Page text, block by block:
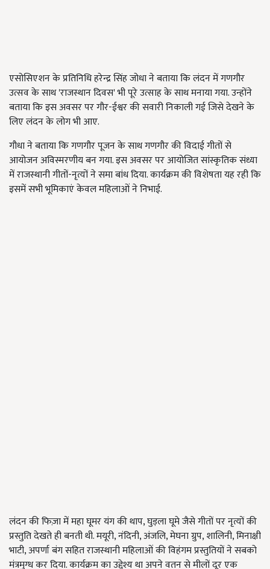
एसोसिएशन के प्रतिनिधि हरेन्द्र सिंह जोधा ने बताया कि लंदन में गणगौर
उत्सव के साथ 'राजस्थान दिवस' भी पूरे उत्साह के साथ मनाया गया. उन्होंने
बताया कि इस अवसर पर गौर-ईश्वर की सवारी निकाली गई जिसे देखने के
लिए लंदन के लोग भी आए.
गौधा ने बताया कि गणगौर पूजन के साथ गणगौर की विदाई गीतों से
आयोजन अविस्मरणीय बन गया. इस अवसर पर आयोजित सांस्कृतिक संध्या
में राजस्थानी गीतों-नृत्यों ने समा बांध दिया. कार्यक्रम की विशेषता यह रही कि
इसमें सभी भूमिकाएं केवल महिलाओं ने निभाई.
लंदन की फिज़ा में महा घूमर यंग की थाप, घुड़ला घूमे जैसे गीतों पर नृत्यों की
प्रस्तुति देखते ही बनती थी. मयूरी, नंदिनी, अंजलि, मेघना ग्रुप, शालिनी, मिनाक्षी
भाटी, अपर्णा बंग सहित राजस्थानी महिलाओं की विहंगम प्रस्तुतियों ने सबको
मंत्रमुग्ध कर दिया. कार्यक्रम का उद्देश्य था अपने वतन से मीलों दूर एक